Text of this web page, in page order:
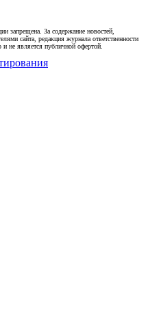
запрещена. За содержание новостей,
сайта, редакция журнала ответственности
не является публичной офертой.